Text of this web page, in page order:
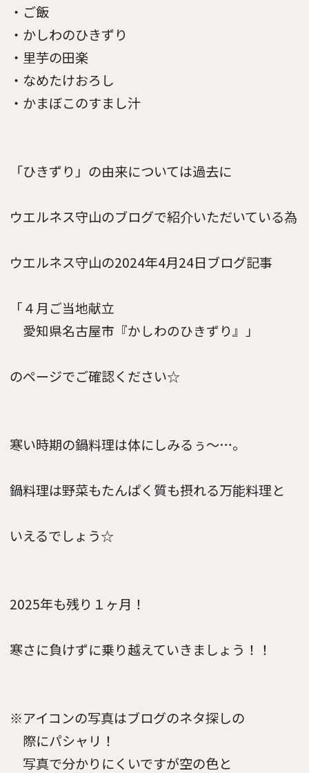
・ご飯
・かしわのひきずり
・里芋の田楽
・なめたけおろし
・かまぼこのすまし汁
「ひきずり」の由来については過去に
ウエルネス守山のブログで紹介いただいている為
ウエルネス守山の2024年4月24日ブログ記事
「４月ご当地献立
愛知県名古屋市『かしわのひきずり』」
のページでご確認ください☆
寒い時期の鍋料理は体にしみるぅ～…。
鍋料理は野菜もたんぱく質も摂れる万能料理と
いえるでしょう☆
2025年も残り１ヶ月！
寒さに負けずに乗り越えていきましょう！！
※アイコンの写真はブログのネタ探しの
際にパシャリ！
写真で分かりにくいですが空の色と